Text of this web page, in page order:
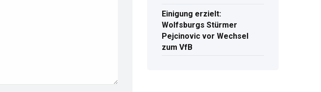
Einigung erzielt:
Wolfsburgs Stürmer
Pejcinovic vor Wechsel
zum VfB